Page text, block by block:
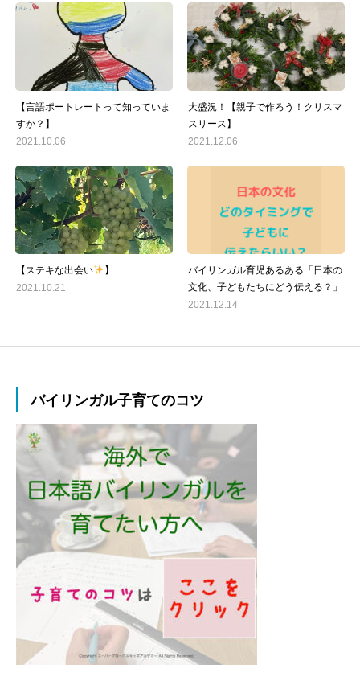
【言語ポートレートって知っていま
すか？】
2021.10.06
大盛況！【親子で作ろう！クリスマ
スリース】
2021.12.06
【ステキな出会い
】
2021.10.21
バイリンガル育児あるある「日本の
文化、子どもたちにどう伝える？」
2021.12.14
バイリンガル子育てのコツ